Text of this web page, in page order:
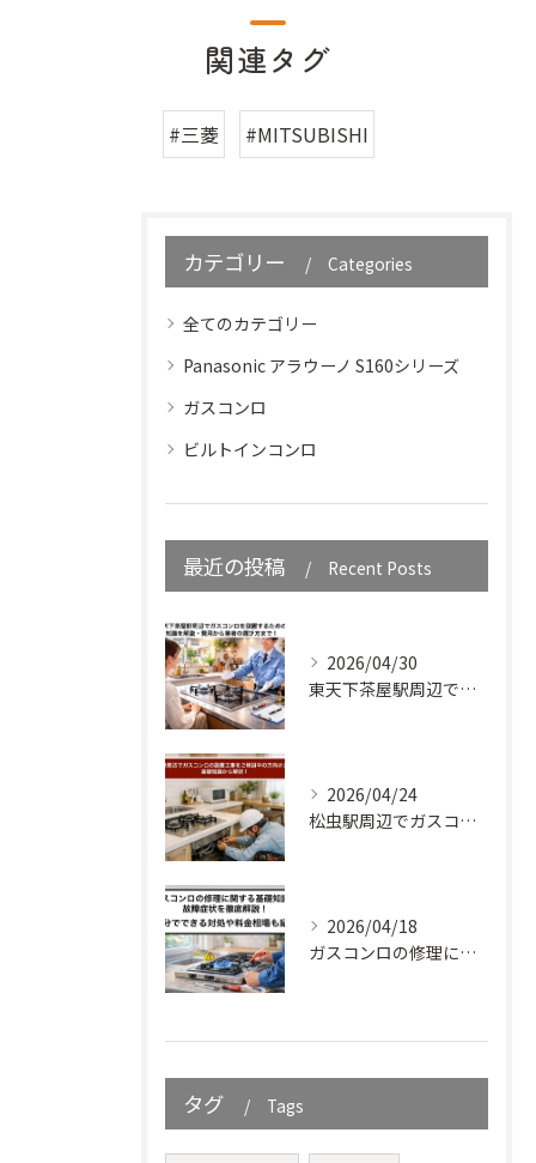
関連タグ
#三菱 #MITSUBISHI
カテゴリー Categories
全てのカテゴリー
Panasonic アラウーノ S160シリーズ
ガスコンロ
ビルトインコンロ
最近の投稿 Recent Posts
2026/04/30
東天下茶屋駅周辺でガスコンロを設置するための知識を解説・費用から業者の選び方まで！
2026/04/24
松虫駅周辺でガスコンロの設置工事をご検討中の方向けガイド｜基礎知識から解説！
2026/04/18
ガスコンロの修理に関する基礎知識と故障症状を徹底解説！自分でできる対処や料金相場も紹介
タグ Tags